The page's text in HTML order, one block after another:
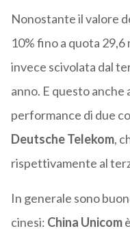
Nonostante il valore
10% fino a quota 29,6
invece scivolata dal
anno. E questo anche
performance di due
Deutsche Telekom,
rispettivamente al
In generale sono
cinesi: China Unicom